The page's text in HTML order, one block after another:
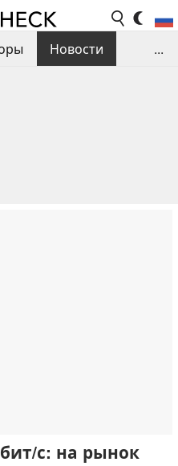
Новости
...
с: на рынок